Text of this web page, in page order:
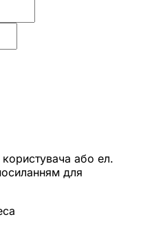
або ел.
для